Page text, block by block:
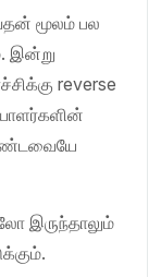
மூலம் பல
இன்று
reverse
இருந்தாலும்